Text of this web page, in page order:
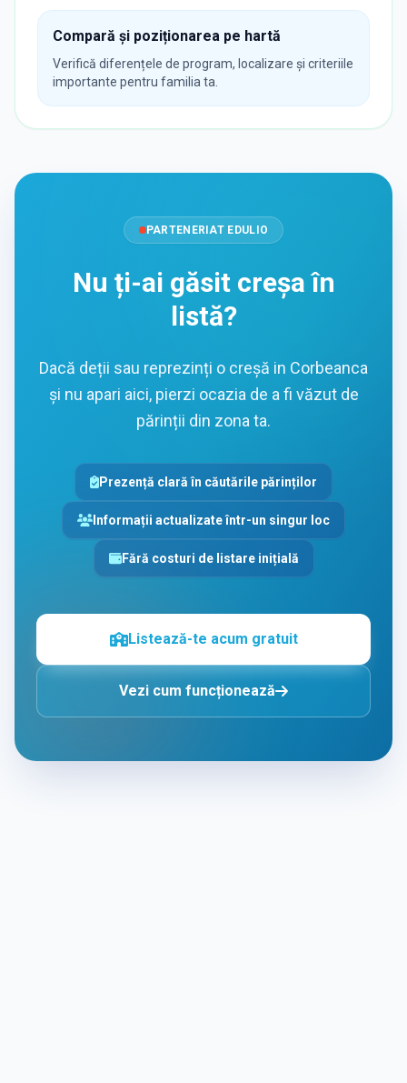
Compară și poziționarea pe hartă
Verifică diferențele de program, localizare și criteriile
importante pentru familia ta.
PARTENERIAT EDULIO
Nu ți-ai găsit creșa în
listă?
Dacă deții sau reprezinți o creșă in Corbeanca
și nu apari aici, pierzi ocazia de a fi văzut de
părinții din zona ta.
Prezență clară în căutările părinților
Informații actualizate într-un singur loc
Fără costuri de listare inițială
Listează-te acum gratuit
Vezi cum funcționează